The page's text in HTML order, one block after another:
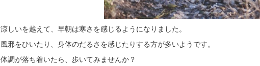
涼しいを越えて、早朝は寒さを感じるようになりました。
風邪をひいたり、身体のだるさを感じたりする方が多いようです。
体調が落ち着いたら、歩いてみませんか？